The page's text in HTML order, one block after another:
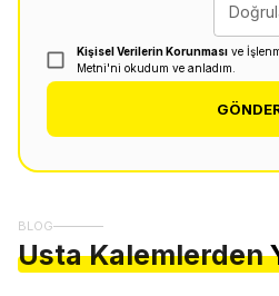
Kişisel Verilerin Korunması ve
Metni'ni okudum ve anladım.
BLOG
Usta Kalemlerden